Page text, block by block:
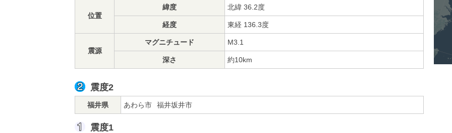
位置
緯度 北緯 36.2度
経度 東経 136.3度
震源
マグニチュード M3.1
深さ 約10km
震度2
福井県 あわら市 福井坂井市
震度1